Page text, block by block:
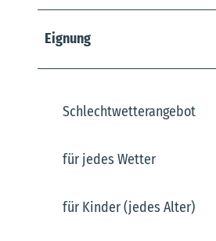
Eignung
Schlechtwetterangebot
für jedes Wetter
für Kinder (jedes Alter)